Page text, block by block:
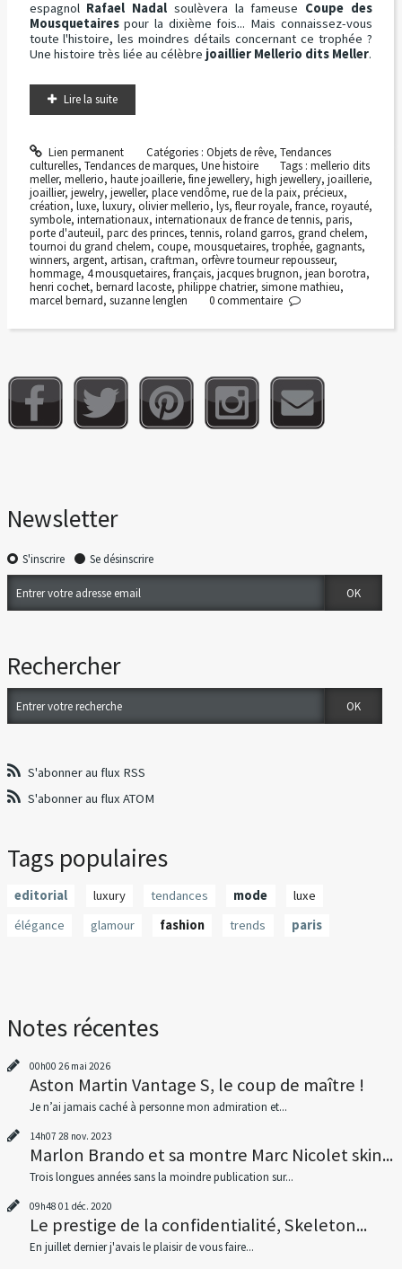
espagnol Rafael Nadal soulèvera la fameuse Coupe des
Mousquetairespour la dixième fois... Mais connaissez-vous
toute l'histoire, les moindres détails concernant ce trophée ?
Une histoire très liée au célèbre joaillier Mellerio dits Meller.
Lire la suite
Lien permanent Catégories : Objets de rêve, Tendances
culturelles, Tendances de marques, Une histoire Tags :mellerio dits
meller, mellerio, haute joaillerie, fine jewellery, high jewellery, joaillerie,
joaillier, jewelry, jeweller, place vendôme, rue de la paix, précieux,
création, luxe, luxury, olivier mellerio, lys, fleur royale, france, royauté,
symbole, internationaux, internationaux de france de tennis, paris,
porte d'auteuil, parc des princes, tennis, roland garros, grand chelem,
tournoi du grand chelem, coupe, mousquetaires, trophée, gagnants,
winners, argent, artisan, craftman, orfèvre tourneur repousseur,
hommage, 4 mousquetaires, français, jacques brugnon, jean borotra,
henri cochet, bernard lacoste, philippe chatrier, simone mathieu,
marcel bernard, suzanne lenglen 0commentaire
Newsletter
S'inscrire Se désinscrire
Rechercher
S'abonner au flux RSS
S'abonner au flux ATOM
Tags populaires
editorial luxury tendances mode
luxe
élégance
glamour fashion trends paris
Notes récentes
00h00 26 mai 2026
Aston Martin Vantage S, le coup de maître !
Je n’ai jamais caché à personne mon admiration et...
14h07 28 nov. 2023
Marlon Brando et sa montre Marc Nicolet skin...
Trois longues années sans la moindre publication sur...
09h48 01 déc. 2020
Le prestige de la confidentialité, Skeleton...
En juillet dernier j'avais le plaisir de vous faire...